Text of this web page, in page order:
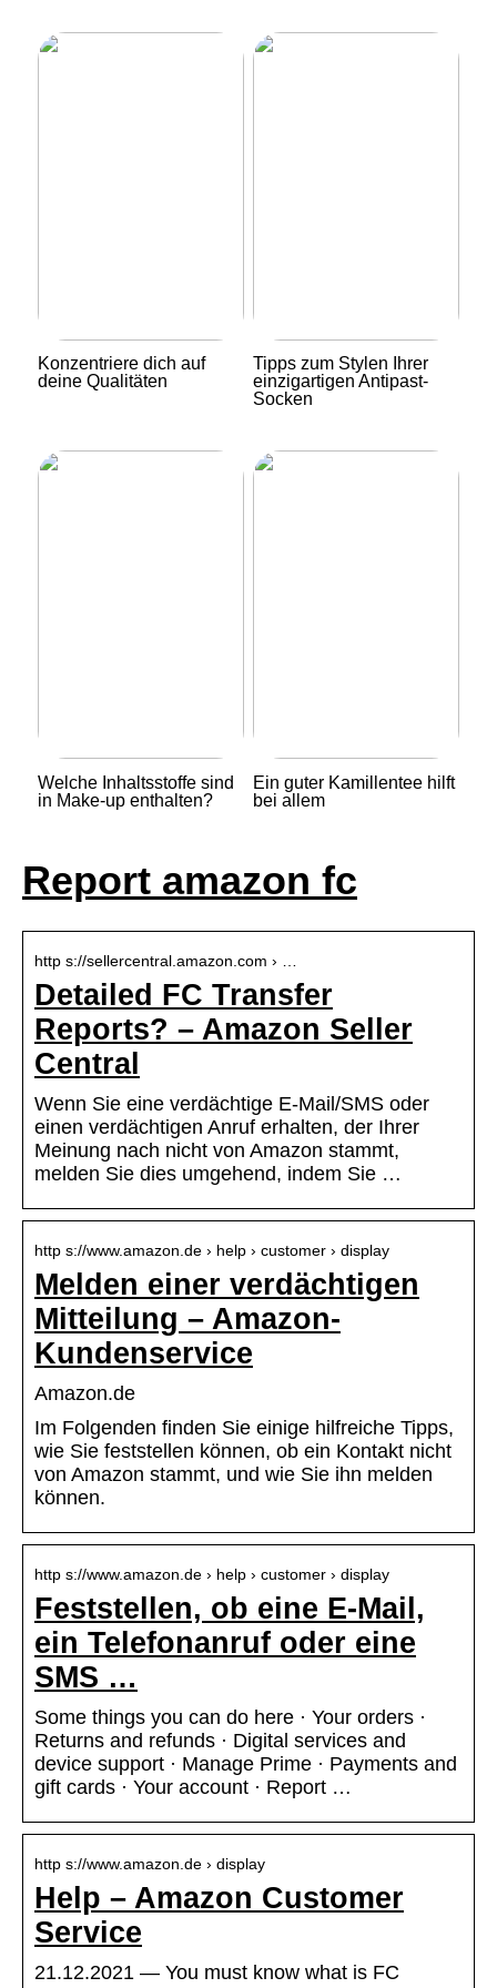
Konzentriere dich auf
deine Qualitäten
Tipps zum Stylen Ihrer
einzigartigen Antipast-
Socken
Welche Inhaltsstoffe sind
in Make-up enthalten?
Ein guter Kamillentee hilft
bei allem
Report amazon fc
http s://sellercentral.amazon.com › …
Detailed FC Transfer
Reports? – Amazon Seller
Central
Wenn Sie eine verdächtige E-Mail/SMS oder
einen verdächtigen Anruf erhalten, der Ihrer
Meinung nach nicht von Amazon stammt,
melden Sie dies umgehend, indem Sie …
http s://www.amazon.de › help › customer › display
Melden einer verdächtigen
Mitteilung – Amazon-
Kundenservice
Amazon.de
Im Folgenden finden Sie einige hilfreiche Tipps,
wie Sie feststellen können, ob ein Kontakt nicht
von Amazon stammt, und wie Sie ihn melden
können.
http s://www.amazon.de › help › customer › display
Feststellen, ob eine E-Mail,
ein Telefonanruf oder eine
SMS …
Some things you can do here · Your orders ·
Returns and refunds · Digital services and
device support · Manage Prime · Payments and
gift cards · Your account · Report …
http s://www.amazon.de › display
Help – Amazon Customer
Service
21.12.2021 — You must know what is FC